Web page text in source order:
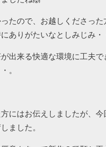
たので、お越しくださった
ありがたいなとしみじみ・
出来る快適な環境に工夫で
。
にはお伝えしましたが、今
ました。